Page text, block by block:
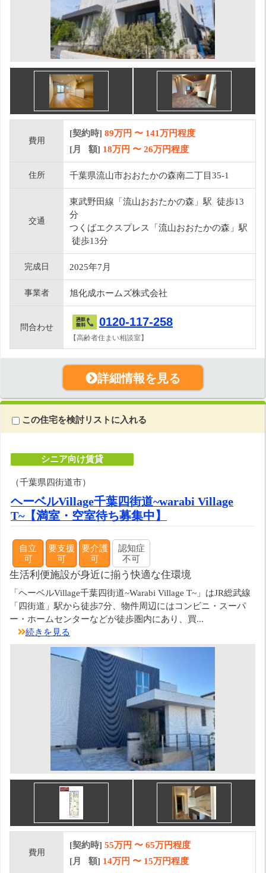
費用
[契約時] 89万円 〜 141万円程度
[月 額] 18万円 〜 26万円程度
住所 千葉県流山市おおたかの森南二丁目35-1
交通
東武野田線「流山おおたかの森」駅 徒歩13
分
つくばエクスプレス「流山おおたかの森」駅
徒歩13分
完成日 2025年7月
事業者 旭化成ホームズ株式会社
問合わせ 0120-117-258
【高齢者住まい相談室】
詳細情報を見る
この住宅を検討リストに入れる
シニア向け賃貸
（千葉県四街道市）
ヘーベルVillage千葉四街道~warabi Village
T~【満室・空室待ち募集中】
自立
可
要支援
可
要介護
可
認知症
不可
生活利便施設が身近に揃う快適な住環境
「ヘーベルVillage千葉四街道~Warabi Village T~」はJR総武線
「四街道」駅から徒歩7分、物件周辺にはコンビニ・スーパ
ー・ホームセンターなどが徒歩圏内にあり、買...
続きを見る
費用
[契約時] 55万円 〜 65万円程度
[月 額] 14万円 〜 15万円程度